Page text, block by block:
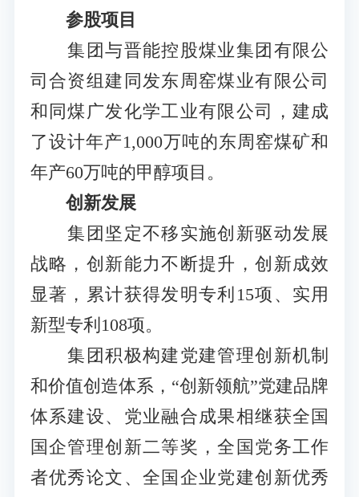
参股项目
集团与晋能控股煤业集团有限公
司合资组建同发东周窑煤业有限公司
和同煤广发化学工业有限公司，建成
了设计年产1,000万吨的东周窑煤矿和
年产60万吨的甲醇项目。
创新发展
集团坚定不移实施创新驱动发展
战略，创新能力不断提升，创新成效
显著，累计获得发明专利15项、实用
新型专利108项。
集团积极构建党建管理创新机制
和价值创造体系，“创新领航”党建品牌
体系建设、党业融合成果相继获全国
国企管理创新二等奖，全国党务工作
者优秀论文、全国企业党建创新优秀